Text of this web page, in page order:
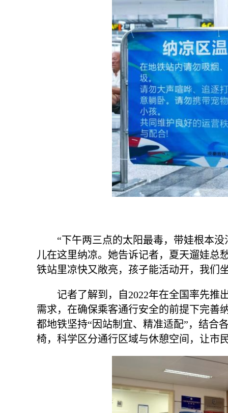
“下午两三点的太阳最毒，带娃根本
儿在这里纳凉。她告诉记者，夏天遛娃总
铁站里凉快又敞亮，孩子能活动开，我们
记者了解到，自2022年在全国率先推
需求，在确保乘客通行安全的前提下完善
都地铁坚持“因站制宜、精准适配”，结合
椅，科学区分通行区域与休憩空间，让市